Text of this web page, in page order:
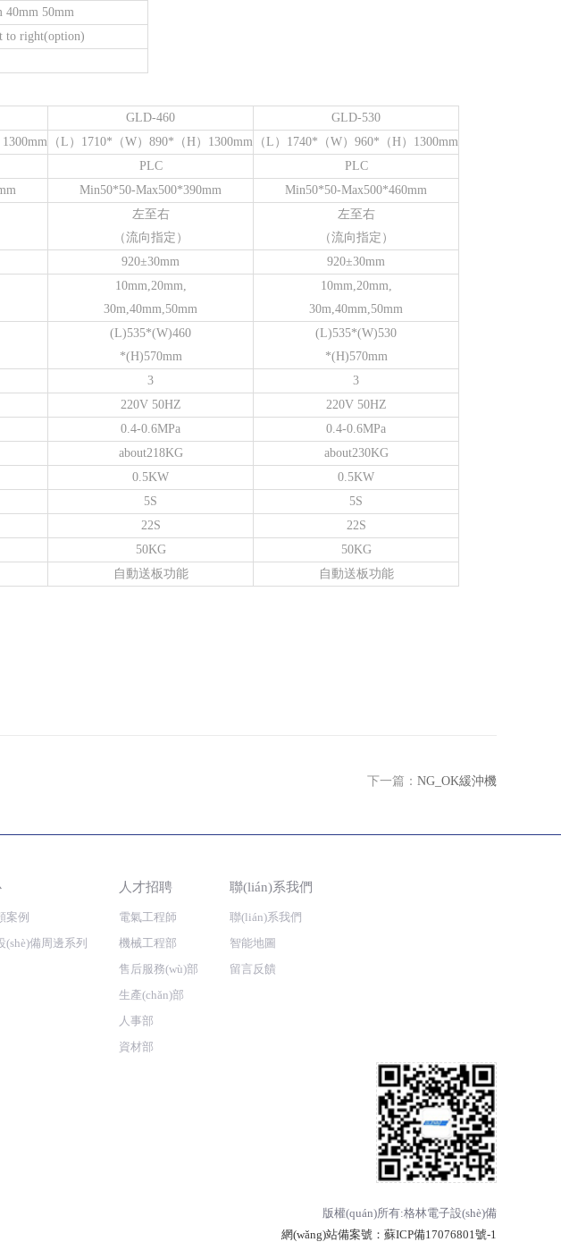
40mm 50mm
to right(option)
GLD-460
GLD-530
（L）1710*（W）890*（H）1300mm （L）1740*（W）960*（H）1300mm
PLC
PLC
Min50*50-Max500*390mm Min50*50-Max500*460mm
左至右
（流向指定）
左至右
（流向指定）
920±30mm 920±30mm
10mm,20mm,
30m,40mm,50mm
10mm,20mm,
30m,40mm,50mm
(L)535*(W)460
*(H)570mm
(L)535*(W)530
*(H)570mm
3
3
220V 50HZ
220V 50HZ
0.4-0.6MPa
0.4-0.6MPa
about218KG
about230KG
0.5KW
0.5KW
5S
5S
22S
22S
50KG
50KG
自動送板功能 自動送板功能
下一篇： NG_OK緩沖機
案例
(shè)備周邊系列
人才招聘
電氣工程師
機械工程部
售后服務(wù)部
生產(chǎn)部
人事部
資材部
聯(lián)系我們
聯(lián)系我們
智能地圖
留言反饋
版權(quán)所有:格林電子設(shè)備
網(wǎng)站備案號： 蘇ICP備17076801號-1